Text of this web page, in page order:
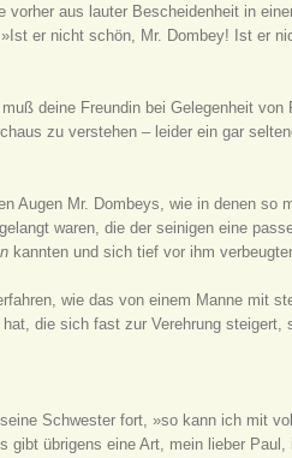
aus lauter Bescheidenheit in
er nicht schön, Mr. Dombey! Ist er
deine Freundin bei Gelegenheit
zu verstehen – leider ein gar
Augen Mr. Dombeys, wie in denen so
waren, die der seinigen eine
kannten und sich tief vor ihm
wie das von einem Manne mit
die sich fast zur Verehrung
Schwester fort, »so kann ich mit
übrigens eine Art, mein lieber